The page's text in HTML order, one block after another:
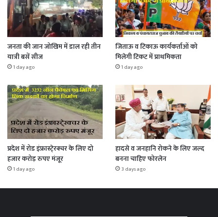
जनता की जान जोखिम में डाल रही तीन
यात्री बसें सीज
1 day ago
जिताऊ व टिकाऊ कार्यकर्ताओं को
मिलेगी टिकट में प्राथमिकता
1 day ago
प्रदेश में रोड इंफ्रास्टे्रक्चर के लिए दो
हजार करोड़ रुपए मंजूर
1 day ago
हादसे व जनहानि रोकने के लिए जल्द
बनना चाहिए फोरलेन
3 days ago